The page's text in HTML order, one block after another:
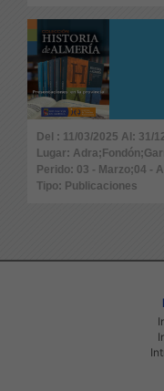
Del : 11/03/2025 Al: 31/
Lugar:
Perido: 03 - Marzo;04 -
Tipo: Publicaciones